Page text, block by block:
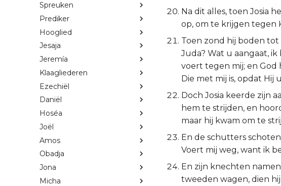
Spreuken
Prediker
Hooglied
Jesaja
Jeremía
Klaagliederen
Ezechiël
Daniël
Hoséa
Joël
Amos
Obadja
Jona
Micha
Na dit alles, toen Josia
op, om te krijgen tegen
Toen zond hij boden
Juda? Wat u aangaat,
voert tegen mij; en God
Die met mij is, opdat Hij
Doch Josia keerde zijn
hem te strijden, en
maar hij kwam om te
En de schutters
Voert mij weg, want ik
En zijn knechten
tweeden wagen, dien